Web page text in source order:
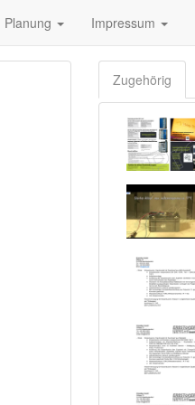
Planung Impressum
Zugehörig